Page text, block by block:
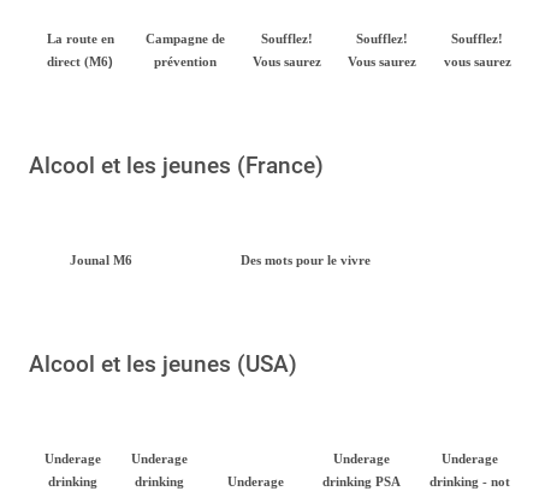
La route en
direct (M6)
Campagne de
prévention
Soufflez!
Vous saurez
Soufflez!
Vous saurez
Soufflez!
vous saurez
Alcool et les jeunes (France)
Jounal M6 Des mots pour le vivre
Alcool et les jeunes (USA)
Underage
drinking
Underage
drinking
Underage
Underage
drinking PSA
Underage
drinking - not